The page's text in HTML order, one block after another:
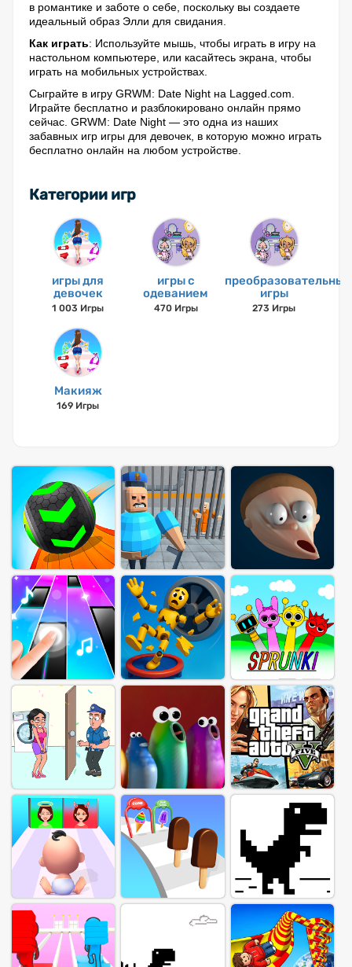
в романтике и заботе о себе, поскольку вы создаете
идеальный образ Элли для свидания.
Как играть: Используйте мышь, чтобы играть в игру на
настольном компьютере, или касайтесь экрана, чтобы
играть на мобильных устройствах.
Сыграйте в игру GRWM: Date Night на Lagged.com.
Играйте бесплатно и разблокировано онлайн прямо
сейчас. GRWM: Date Night — это одна из наших
забавных игр игры для девочек, в которую можно играть
бесплатно онлайн на любом устройстве.
Категории игр
игры для
девочек
1 003 Игры
игры с
одеванием
470 Игры
преобразовательные
игры
273 Игры
Макияж
169 Игры